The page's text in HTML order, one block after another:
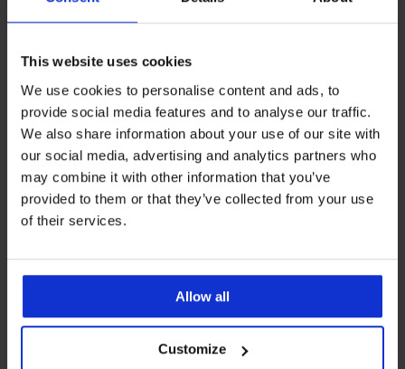
This website uses cookies
We use cookies to personalise content and ads, to
provide social media features and to analyse our traffic.
We also share information about your use of our site with
our social media, advertising and analytics partners who
may combine it with other information that you’ve
provided to them or that they’ve collected from your use
of their services.
Allow all
Customize
-30%
Grudnjak
3D
Lola
36,99
5
BESTSELLER
Triumph
Soft
4,8
Grudnjak
32,99
4,5
BESTSELLER
Simplicity
T-
Grudnjak
Sheer
podstavljeni
€
Grudnjak
ADAPT
BESTSELLER
4,6
€
4,6
Grudnjak
Flower
podstavljeni
€
Grudnjak
Smart
LIMITED
Grudnjak
Spacer
podstavljeni
€
grudnjak
Wednesday
podstavljeni
€
podstavljeni
žica
Iz iste kolekcije